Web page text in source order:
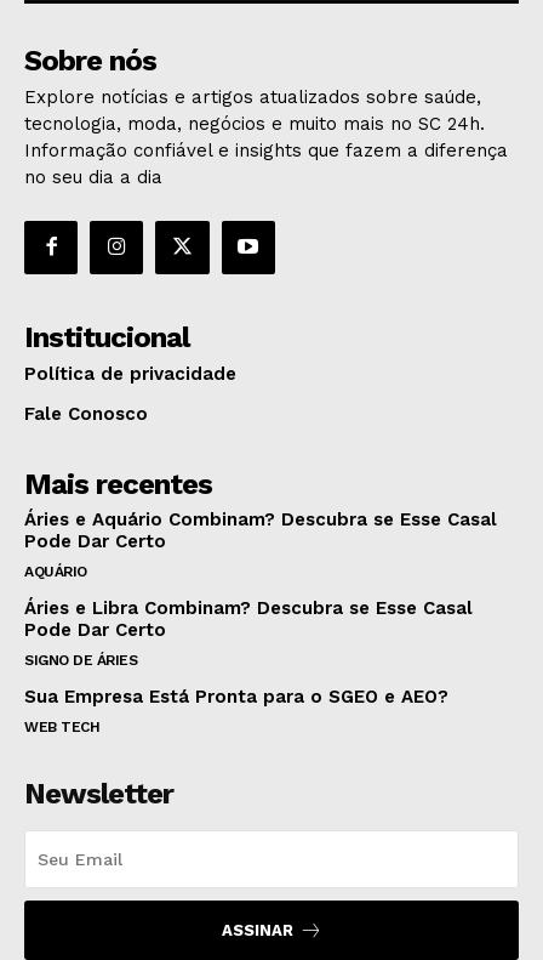
Sobre nós
Explore notícias e artigos atualizados sobre saúde,
tecnologia, moda, negócios e muito mais no SC 24h.
Informação confiável e insights que fazem a diferença
no seu dia a dia
Institucional
Política de privacidade
Fale Conosco
Mais recentes
Áries e Aquário Combinam? Descubra se Esse Casal
Pode Dar Certo
AQUÁRIO
Áries e Libra Combinam? Descubra se Esse Casal
Pode Dar Certo
SIGNO DE ÁRIES
Sua Empresa Está Pronta para o SGEO e AEO?
WEB TECH
Newsletter
ASSINAR